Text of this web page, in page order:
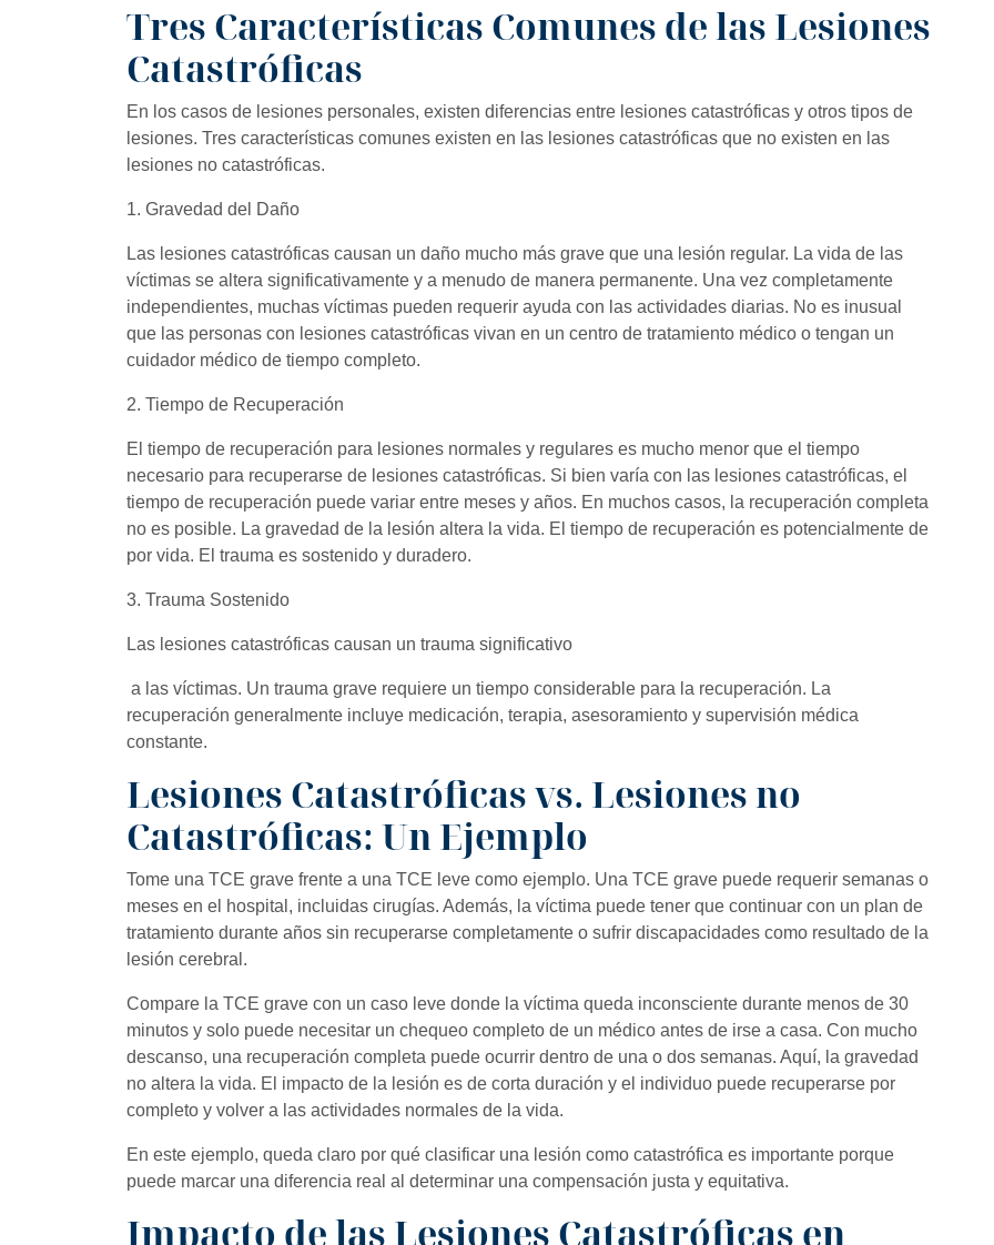
Tres Características Comunes de las Lesiones
Catastróficas
En los casos de lesiones personales, existen diferencias entre lesiones catastróficas y otros tipos de
lesiones. Tres características comunes existen en las lesiones catastróficas que no existen en las
lesiones no catastróficas.
1. Gravedad del Daño
Las lesiones catastróficas causan un daño mucho más grave que una lesión regular. La vida de las
víctimas se altera significativamente y a menudo de manera permanente. Una vez completamente
independientes, muchas víctimas pueden requerir ayuda con las actividades diarias. No es inusual
que las personas con lesiones catastróficas vivan en un centro de tratamiento médico o tengan un
cuidador médico de tiempo completo.
2. Tiempo de Recuperación
El tiempo de recuperación para lesiones normales y regulares es mucho menor que el tiempo
necesario para recuperarse de lesiones catastróficas. Si bien varía con las lesiones catastróficas, el
tiempo de recuperación puede variar entre meses y años. En muchos casos, la recuperación completa
no es posible. La gravedad de la lesión altera la vida. El tiempo de recuperación es potencialmente de
por vida. El trauma es sostenido y duradero.
3. Trauma Sostenido
Las lesiones catastróficas causan un trauma significativo
a las víctimas. Un trauma grave requiere un tiempo considerable para la recuperación. La
recuperación generalmente incluye medicación, terapia, asesoramiento y supervisión médica
constante.
Lesiones Catastróficas vs. Lesiones no
Catastróficas: Un Ejemplo
Tome una TCE grave frente a una TCE leve como ejemplo. Una TCE grave puede requerir semanas o
meses en el hospital, incluidas cirugías. Además, la víctima puede tener que continuar con un plan de
tratamiento durante años sin recuperarse completamente o sufrir discapacidades como resultado de la
lesión cerebral.
Compare la TCE grave con un caso leve donde la víctima queda inconsciente durante menos de 30
minutos y solo puede necesitar un chequeo completo de un médico antes de irse a casa. Con mucho
descanso, una recuperación completa puede ocurrir dentro de una o dos semanas. Aquí, la gravedad
no altera la vida. El impacto de la lesión es de corta duración y el individuo puede recuperarse por
completo y volver a las actividades normales de la vida.
En este ejemplo, queda claro por qué clasificar una lesión como catastrófica es importante porque
puede marcar una diferencia real al determinar una compensación justa y equitativa.
Impacto de las Lesiones Catastróficas en